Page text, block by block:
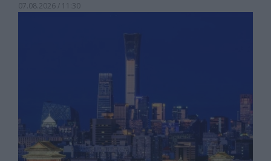
07.08.2026 / 11:30